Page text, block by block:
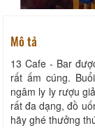
Mô tả
13 Cafe - Bar
rất ấm cúng.
ngâm ly ly rượu
rất đa dạng, đồ
hãy ghé thưởng